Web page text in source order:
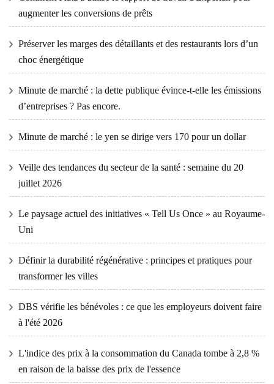
augmenter les conversions de prêts
Préserver les marges des détaillants et des restaurants lors d’un
choc énergétique
Minute de marché : la dette publique évince-t-elle les émissions
d’entreprises ? Pas encore.
Minute de marché : le yen se dirige vers 170 pour un dollar
Veille des tendances du secteur de la santé : semaine du 20
juillet 2026
Le paysage actuel des initiatives « Tell Us Once » au Royaume-
Uni
Définir la durabilité régénérative : principes et pratiques pour
transformer les villes
DBS vérifie les bénévoles : ce que les employeurs doivent faire
à l'été 2026
L'indice des prix à la consommation du Canada tombe à 2,8 %
en raison de la baisse des prix de l'essence